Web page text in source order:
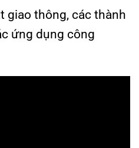
giao thông, các thành
ứng dụng công